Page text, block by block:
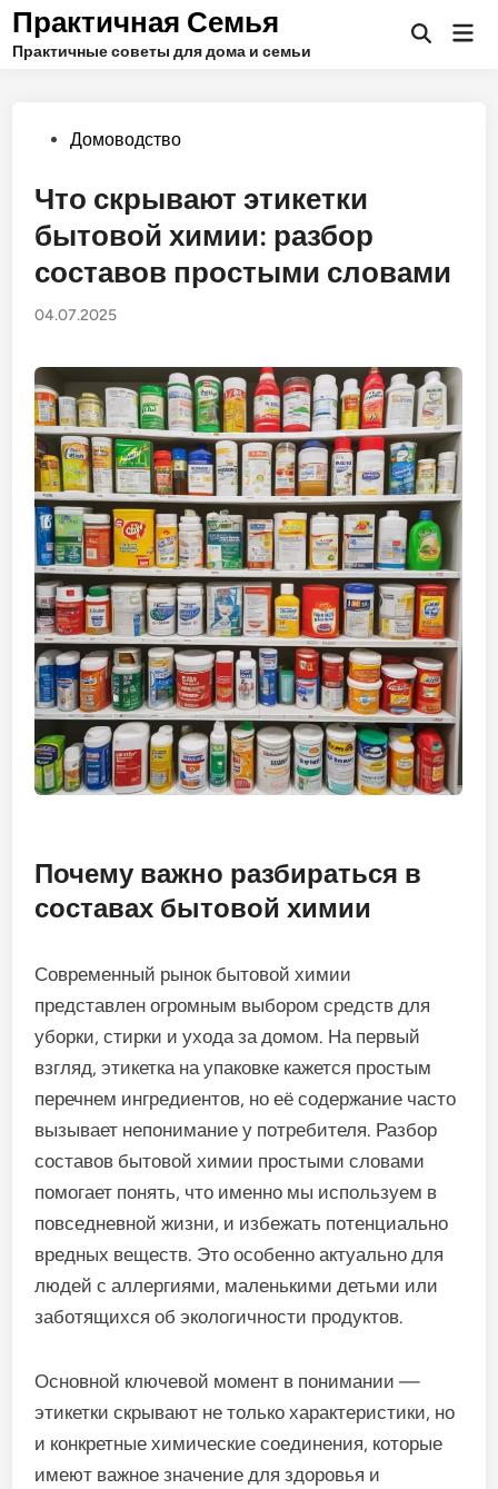
Перейти
содержимому
Практичная Семья
Практичные советы для дома и семьи
Открыть
Опубликовано
Домоводство
Что скрывают этикетки
бытовой химии: разбор
составов простыми словами
04.07.2025
Почему важно разбираться в
составах бытовой химии
Современный рынок бытовой химии
представлен огромным выбором средств для
уборки, стирки и ухода за домом. На первый
взгляд, этикетка на упаковке кажется простым
перечнем ингредиентов, но её содержание часто
вызывает непонимание у потребителя. Разбор
составов бытовой химии простыми словами
помогает понять, что именно мы используем в
повседневной жизни, и избежать потенциально
вредных веществ. Это особенно актуально для
людей с аллергиями, маленькими детьми или
заботящихся об экологичности продуктов.
Основной ключевой момент в понимании —
этикетки скрывают не только характеристики, но
и конкретные химические соединения, которые
имеют важное значение для здоровья и